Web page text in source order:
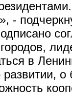
-
в